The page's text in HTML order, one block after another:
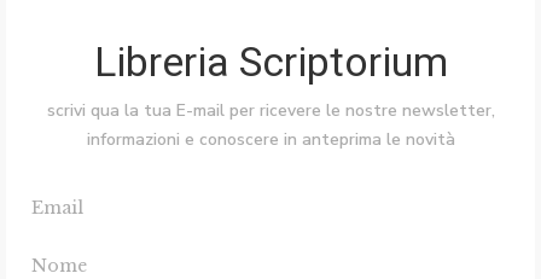
Libreria Scriptorium
scrivi qua la tua E-mail per ricevere le nostre newsletter,
informazioni e conoscere in anteprima le novità